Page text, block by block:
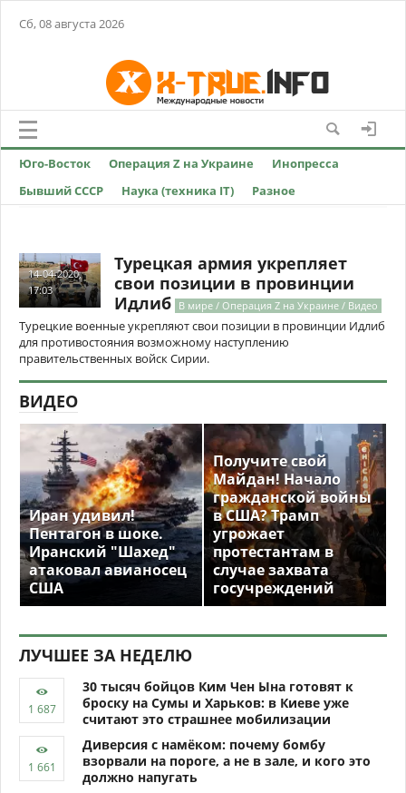
Сб, 08 августа 2026
Юго-Восток Операция Z на Украине
Инопресса
Бывший СССР
Наука (техника IT) Разное
14-04-2020,
17:03
Турецкая армия укрепляет
свои позиции в провинции
Идлиб В мире / Операция Z на Украине / Видео
Турецкие военные укрепляют свои позиции в провинции Идлиб
для противостояния возможному наступлению
правительственных войск Сирии.
ВИДЕО
Иран удивил!
Пентагон в шоке.
Иранский "Шахед"
атаковал авианосец
США
Получите свой
Майдан! Начало
гражданской войны
в США? Трамп
угрожает
протестантам в
случае захвата
госучреждений
ЛУЧШЕЕ ЗА НЕДЕЛЮ
30 тысяч бойцов Ким Чен Ына готовят к
броску на Сумы и Харьков: в Киеве уже
считают это страшнее мобилизации
Диверсия с намёком: почему бомбу
взорвали на пороге, а не в зале, и кого это
должно напугать